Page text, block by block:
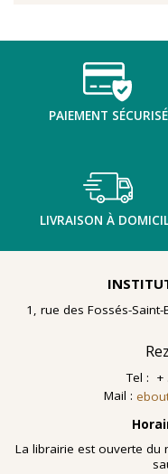
socialthérapie
Joinville, institution
emblématique de
PAIEMENT SÉCURISÉ
LIVRAISON À
1, rue des Fossés-
Tel : +
Mail :
La librairie est ouverte du